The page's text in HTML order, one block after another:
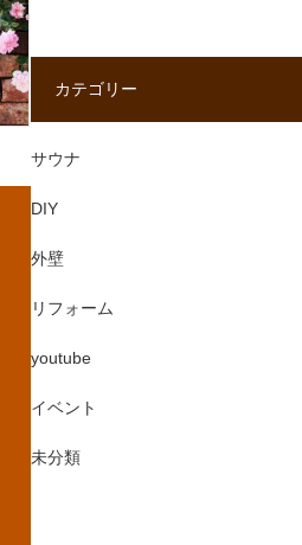
カテゴリー
サウナ
DIY
外壁
リフォーム
youtube
イベント
未分類